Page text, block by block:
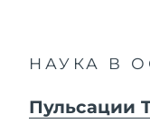
НАУКА В
Пульсации